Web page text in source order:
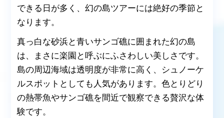
できる日が多く、幻の島ツアーには絶好の季節と
なります。
真っ白な砂浜と青いサンゴ礁に囲まれた幻の島
は、まさに楽園と呼ぶにふさわしい美しさです。
島の周辺海域は透明度が非常に高く、シュノーケ
ルスポットとしても人気があります。色とりどり
の熱帯魚やサンゴ礁を間近で観察できる贅沢な体
験です。